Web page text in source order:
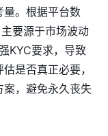
量。根据平台数
要源于市场波动
KYC要求，导致
是否真正必要，
案，避免永久丧失